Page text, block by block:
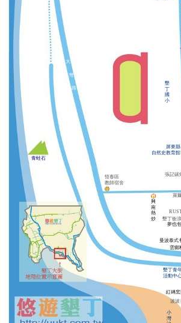
墾
丁
國
小
大
灣
路
青蛙石
曼波泰式
屏東縣
自然史教育館
恆春區
教師宿舍
萊
興
南
熱
炒
墾丁青
活動中
小
灣
波波
紅磚
雲鄉
張記碳
墾丁衝
夢也